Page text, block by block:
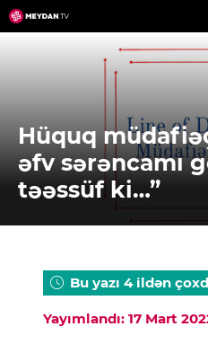
Skip
to
Hüquq
əfv sərəncamı
təəssüf ki…”
Bu yazı 4 ildən
Yayımlandı: 17 Mart